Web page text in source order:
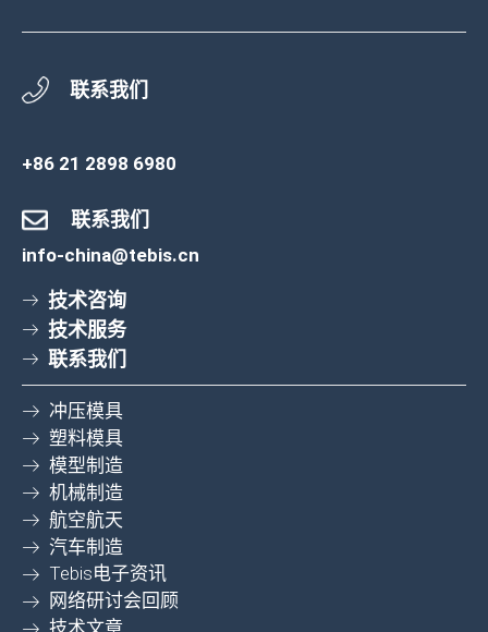
联系我们
+86 21 2898 6980
联系我们
info-china@tebis.cn
技术咨询
技术服务
联系我们
冲压模具
塑料模具
模型制造
机械制造
航空航天
汽车制造
Tebis电子资讯
网络研讨会回顾